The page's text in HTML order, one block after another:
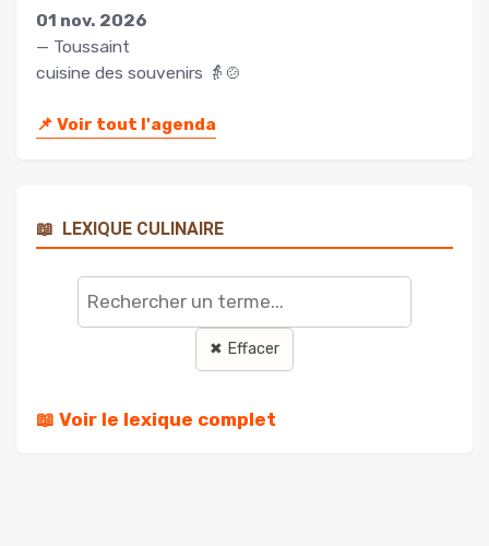
01 nov. 2026
— Toussaint
cuisine des souvenirs 👵🍲
📌 Voir tout l'agenda
📖 LEXIQUE CULINAIRE
Rechercher
terme
✖ Effacer
📖 Voir le lexique complet